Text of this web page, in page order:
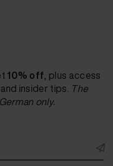
10% off, plus access
insider tips. The
only.